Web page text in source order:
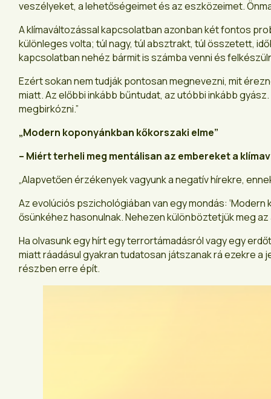
veszélyeket, a lehetőségeimet és az eszközeimet.
A klímaváltozással kapcsolatban azonban két fontos
különleges volta; túl nagy, túl absztrakt, túl összetett,
kapcsolatban nehéz bármit is számba venni és
Ezért sokan nem tudják pontosan megnevezni, mit
miatt. Az előbbi inkább bűntudat, az utóbbi inkább
megbirkózni.”
„Modern koponyánkban kőkorszaki elme”
– Miért terheli meg mentálisan az embereket a
„Alapvetően érzékenyek vagyunk a negatív hírekre,
Az evolúciós pszichológiában van egy mondás:
ősünkéhez hasonulnak. Nehezen különböztetjük meg
Ha olvasunk egy hírt egy terrortámadásról vagy egy
miatt ráadásul gyakran tudatosan játszanak rá ezekre a
részben erre épít.